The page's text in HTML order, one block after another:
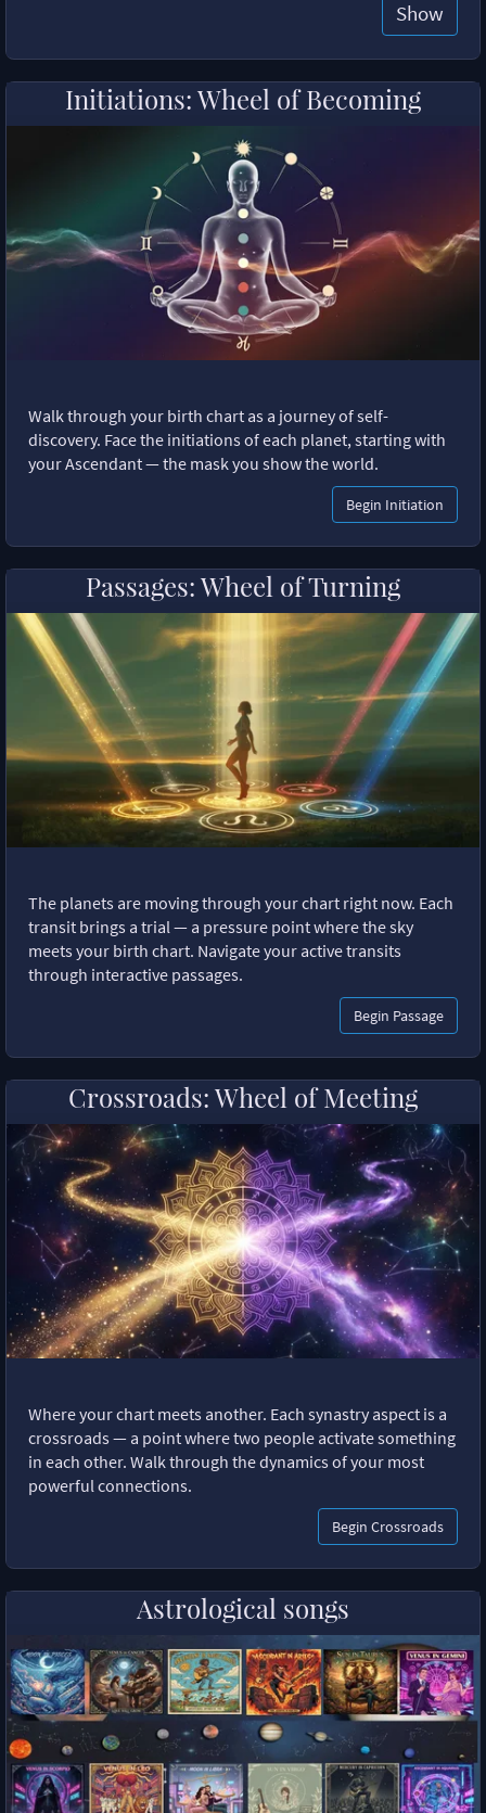
Show
Initiations: Wheel of Becoming
Walk through your birth chart as a journey of self-
discovery. Face the initiations of each planet, starting with
your Ascendant — the mask you show the world.
Begin Initiation
Passages: Wheel of Turning
The planets are moving through your chart right now. Each
transit brings a trial — a pressure point where the sky
meets your birth chart. Navigate your active transits
through interactive passages.
Begin Passage
Crossroads: Wheel of Meeting
Where your chart meets another. Each synastry aspect is a
crossroads — a point where two people activate something
in each other. Walk through the dynamics of your most
powerful connections.
Begin Crossroads
Astrological songs